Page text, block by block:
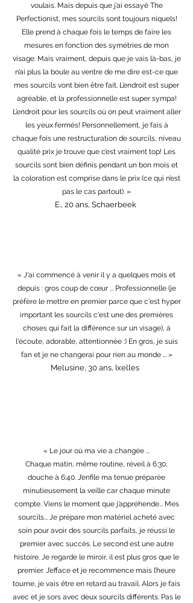
voulais. Mais depuis que j’ai essayé The
Perfectionist, mes sourcils sont toujours niquels!
Elle prend à chaque fois le temps de faire les
mesures en fonction des symétries de mon
visage. Mais vraiment, depuis que je vais là-bas, je
n’ai plus la boule au ventre de me dire est-ce que
mes sourcils vont bien être fait. L’endroit est super
agréable, et la professionnelle est super sympa!
L’endroit pour les sourcils où on peut vraiment aller
les yeux fermés! Personnellement, je fais à
chaque fois une restructuration de sourcils, niveau
qualité prix je trouve que c’est vraiment top! Les
sourcils sont bien définis pendant un bon mois et
la coloration est comprise dans le prix (ce qui n’est
pas le cas partout). »
E., 20 ans, Schaerbeek
« J'ai commencé à venir il y a quelques mois et
depuis : gros coup de cœur ... Professionnelle (je
préfère le mettre en premier parce que c'est hyper
important les sourcils c'est une des premières
choses qui fait la différence sur un visage), à
l'écoute, adorable, attentionnée :) En gros, je suis
fan et je ne changerai pour rien au monde ... »
Melusine, 30 ans, Ixelles
« Le jour où ma vie a changée ...
Chaque matin, même routine, réveil à 6:30,
douche à 6:40. J’enfile ma tenue préparée
minutieusement la veille car chaque minute
compte. Viens le moment que j’appréhende... Mes
sourcils... Je prépare mon matériel acheté avec
soin pour avoir des sourcils parfaits, je réussi le
premier avec succès. Le second est une autre
histoire. Je regarde le miroir, il est plus gros que le
premier. J’efface et je recommence mais l’heure
tourne, je vais être en retard au travail. Alors je fais
avec et je sors avec deux sourcils différents. Pas le